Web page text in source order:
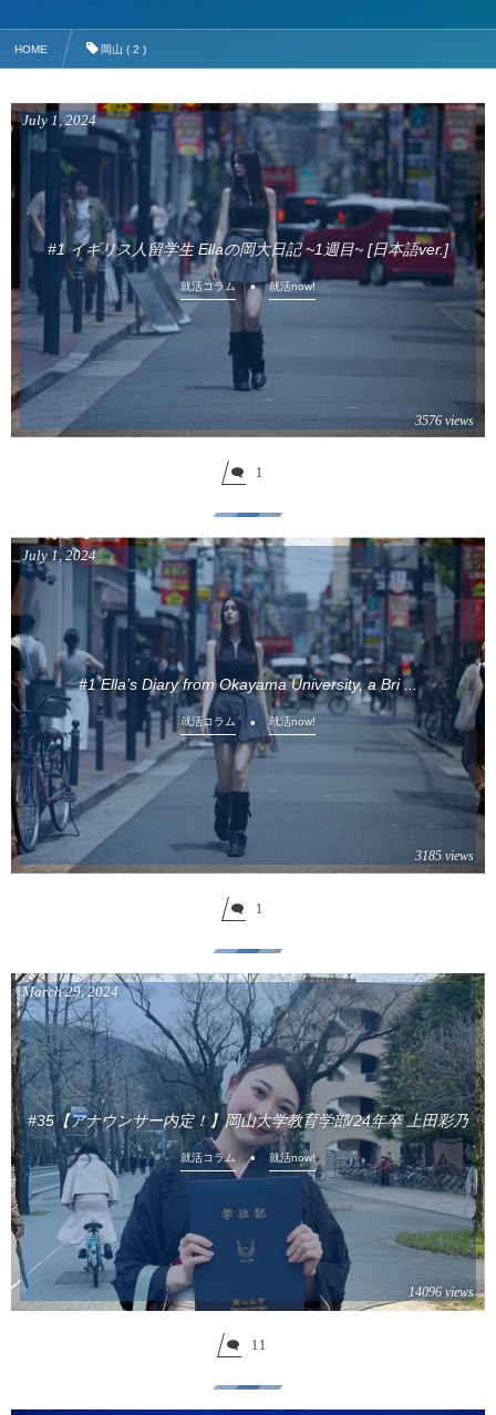
HOME 岡山 ( 2 )
#1 イギリス人留学生 Ellaの岡大日記 ~1週目~ [日本語ver.]
July 1,2024
就活コラム 就活now!
3576 views
1
#1 Ella’s Diary from Okayama University, a Bri ...
July 1,2024
就活コラム 就活now!
3185 views
1
#35【アナウンサー内定！】岡山大学教育学部/24年卒 上田彩乃
March 29,2024
就活コラム 就活now!
14096 views
11